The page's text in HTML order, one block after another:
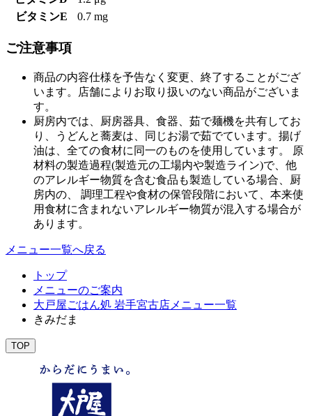
ビタミンE
0.7 mg
ご注意事項
商品の内容仕様を予告なく変更、終了することがござ
います。店舗によりお取り扱いのない商品がございま
す。
厨房内では、厨房器具、食器、茹で麺機を共有してお
り、うどんと蕎麦は、同じお湯で茹でています。揚げ
油は、全ての食材に同一のものを使用しています。 原
材料の製造過程(製造元の工場内や製造ライン)で、他
のアレルギー物質を含む食品も製造している場合、厨
房内の、 調理工程や食材の保管段階において、本来使
用食材に含まれないアレルギー物質が混入する場合が
あります。
メニュー一覧へ戻る
トップ
メニューのご案内
大戸屋ごはん処 岩手宮古店メニュー一覧
きみだま
TOP